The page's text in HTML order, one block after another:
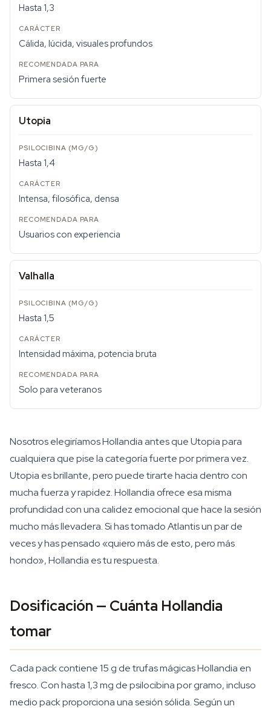
Hasta 1,3
Cálida, lúcida, visuales profundos
Primera sesión fuerte
Utopia
Hasta 1,4
Intensa, filosófica, densa
Usuarios con experiencia
Valhalla
Hasta 1,5
Intensidad máxima, potencia bruta
Solo para veteranos
Nosotros elegiríamos Hollandia antes que Utopia para
cualquiera que pise la categoría fuerte por primera vez.
Utopia es brillante, pero puede tirarte hacia dentro con
mucha fuerza y rapidez. Hollandia ofrece esa misma
profundidad con una calidez emocional que hace la sesión
mucho más llevadera. Si has tomado Atlantis un par de
veces y has pensado «quiero más de esto, pero más
hondo», Hollandia es tu respuesta.
Dosificación — Cuánta Hollandia
tomar
Cada pack contiene 15 g de trufas mágicas Hollandia en
fresco. Con hasta 1,3 mg de psilocibina por gramo, incluso
medio pack proporciona una sesión sólida. Según un